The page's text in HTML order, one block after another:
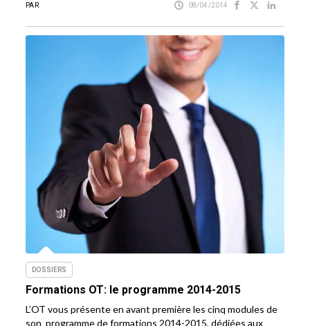
PAR 08/04/2014
DOSSIERS
Formations OT: le programme 2014-2015
L’OT vous présente en avant première les cinq modules de
son programme de formations 2014-2015, dédiées aux